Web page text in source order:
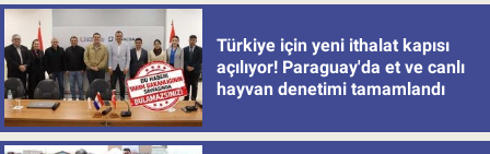
Türkiye için yeni ithalat kapısı
açılıyor! Paraguay'da et ve canlı
hayvan denetimi tamamlandı